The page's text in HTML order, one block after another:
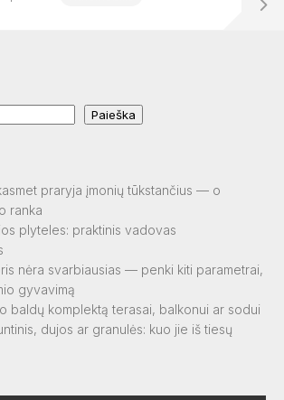
Paieška
praryja įmonių tūkstančius — o
ranka
plyteles: praktinis vadovas
nėra svarbiausias — penki kiti parametrai,
gyvavimą
baldų komplektą terasai, balkonui ar sodui
dujos ar granulės: kuo jie iš tiesų